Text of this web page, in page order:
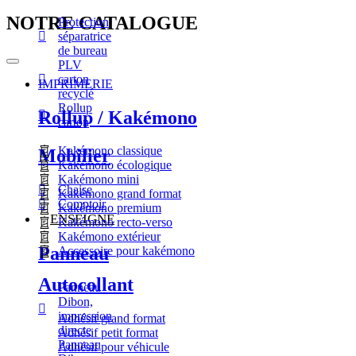
Protection
séparatrice
de bureau
PLV
carton
recyclé
Rollup
carton
Mobilier
Chaise
Comptoir
ENSEIGNE
Panneau
Panneau
Dibon,
impression
directe
Panneau
NOTRE CATALOGUE
IMPRIMERIE
Rollup / Kakémono
Kakémono classique
Kakémono écologique
Kakémono mini
Kakémono grand format
Kakémono premium
Kakémono recto-verso
Kakémono extérieur
Accessoire pour kakémono
Autocollant
Adhésif grand format
Adhésif petit format
Adhésif pour véhicule